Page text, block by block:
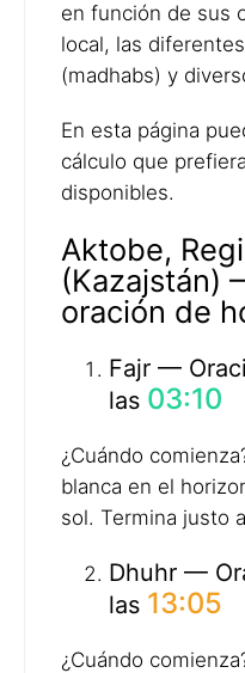
en función de sus
local, las
(madhabs) y
En esta página
cálculo que
disponibles.
Aktobe,
(Kazajstán)
oración de
Fajr —
las 03:10
¿Cuándo
blanca en el
sol. Termina justo
Dhuhr —
las 13:05
¿Cuándo